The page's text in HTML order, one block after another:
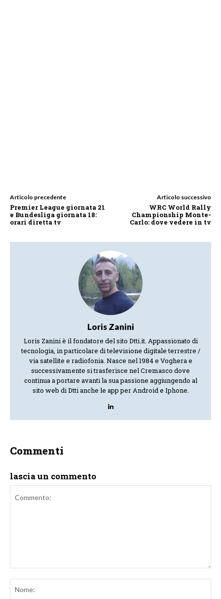
Articolo precedente
Premier League giornata 21
e Bundesliga giornata 18:
orari diretta tv
Articolo successivo
WRC World Rally
Championship Monte-
Carlo: dove vedere in tv
Loris Zanini
Loris Zanini è il fondatore del sito Dtti.it. Appassionato di
tecnologia, in particolare di televisione digitale terrestre /
via satellite e radiofonia. Nasce nel 1984 e Voghera e
successivamente si trasferisce nel Cremasco dove
continua a portare avanti la sua passione aggiungendo al
sito web di Dtti anche le app per Android e Iphone.
Commenti
lascia un commento